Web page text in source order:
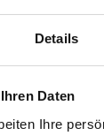
Details
Daten
Ihre
einer
Geschäfts